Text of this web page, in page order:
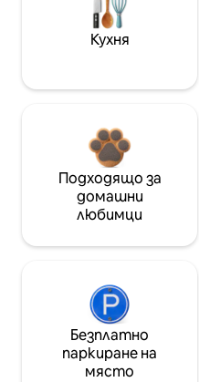
Кухня
Подходящо за
домашни
любимци
Безплатно
паркиране на
място